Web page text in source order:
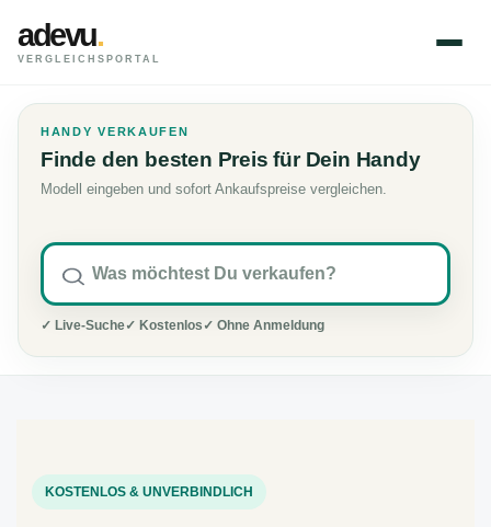
adevu.
VERGLEICHSPORTAL
HANDY VERKAUFEN
Finde den besten Preis für Dein Handy
Modell eingeben und sofort Ankaufspreise vergleichen.
✓ Live-Suche✓ Kostenlos ✓ Ohne Anmeldung
KOSTENLOS & UNVERBINDLICH